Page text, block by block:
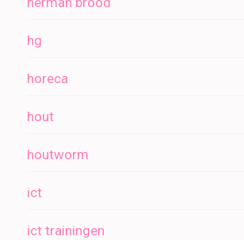
hg
horeca
hout
houtworm
ict
ict trainingen